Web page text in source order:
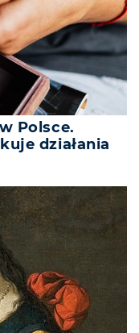
Polsce.
działania